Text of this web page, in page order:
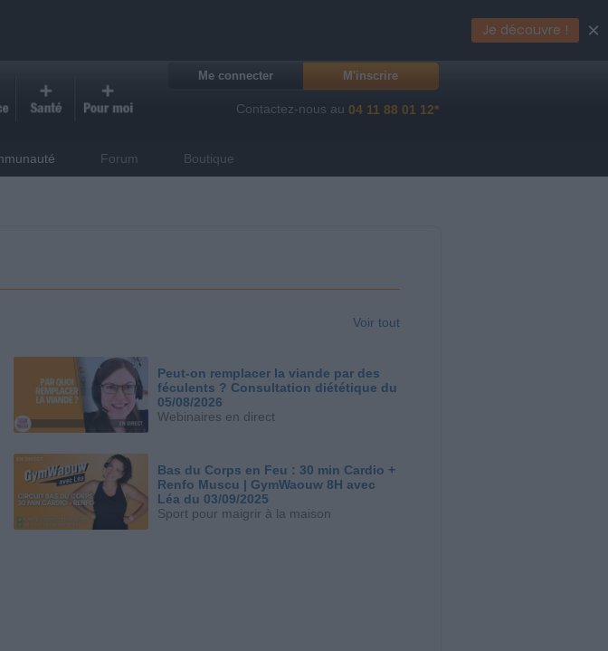
Me connecter M'inscrire
Contactez-nous au 04 11 88 01 12*
Forum Boutique
Voir tout
Peut-on remplacer la viande par des
féculents ? Consultation diététique du
05/08/2026
Webinaires en direct
Bas du Corps en Feu : 30 min Cardio +
Renfo Muscu | GymWaouw 8H avec
Léa du 03/09/2025
Sport pour maigrir à la maison
Je découvre ! ×